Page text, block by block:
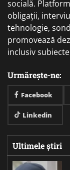
socială.
obligații,
tehnologie,
promovează
inclusiv
Urmărește-ne:
Facebook
Linkedin
Ultimele știri